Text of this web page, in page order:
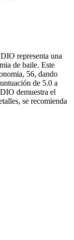
representa una
de baile. Este
56, dando
de 5.0 a
demuestra el
se recomienda